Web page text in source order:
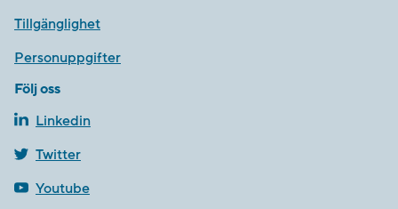
Tillgänglighet
Personuppgifter
Följ oss
Linkedin
Twitter
Youtube